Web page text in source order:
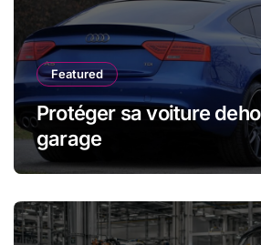
Featured
Protéger sa voiture
garage